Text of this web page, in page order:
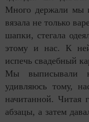
Много держали мы
вязала не только
шапки, стегала
этому и нас. К
испечь свадебный
Мы выписывали
удивляюсь тому,
начитанной. Читая
абзацы, а затем